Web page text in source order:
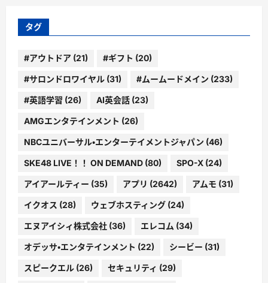
ー
タグ
#アウトドア (21) #ギフト (20)
#サロンドロワイヤル (31) #ムームードメイン (233)
#英語学習 (26) AI英会話 (23)
AMGエンタテインメント (26)
NBCユニバーサル・エンターテイメントジャパン (46)
SKE48 LIVE！！ ON DEMAND (80) SPO-X (24)
アイアールティー (35) アプリ (2642) アムモ (31)
イクオス (28) ウェブホスティング (24)
エヌアイシィ株式会社 (36) エレコム (34)
オデッサ・エンタテインメント (22) シービー (31)
スピークエル (26) セキュリティ (29)